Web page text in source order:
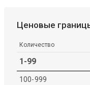
Ценовые
Количество
1-99
100-999